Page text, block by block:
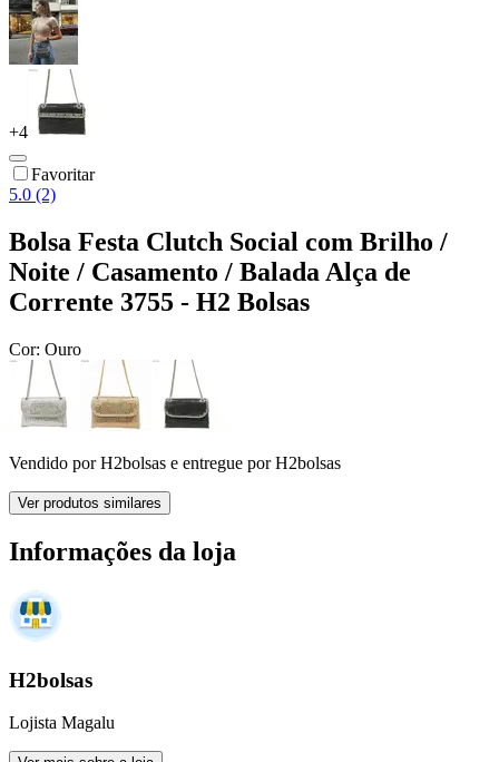
+4
Favoritar
5.0 (2)
Bolsa Festa Clutch Social com Brilho /
Noite / Casamento / Balada Alça de
Corrente 3755 - H2 Bolsas
Cor: Ouro
Vendido porH2bolsas e entregue por H2bolsas
Ver produtos similares
Informações da loja
H2bolsas
Lojista Magalu